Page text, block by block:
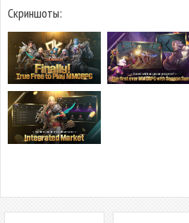
Скриншоты: